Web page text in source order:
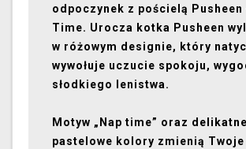
odpoczynek z pościelą Pusheen
Time. Urocza kotka Pusheen
w różowym designie, który
wywołuje uczucie spokoju,
słodkiego lenistwa.
Motyw „Nap time” oraz
pastelowe kolory zmienią Twoje